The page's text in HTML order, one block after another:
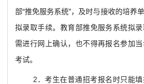
部“推免服务系统”，及时与接收的培养
拟录取手续。教育部推免服务系统拟
需进行网上确认，也不得再报名参加
考试。
2．考生在普通招考报名时只能